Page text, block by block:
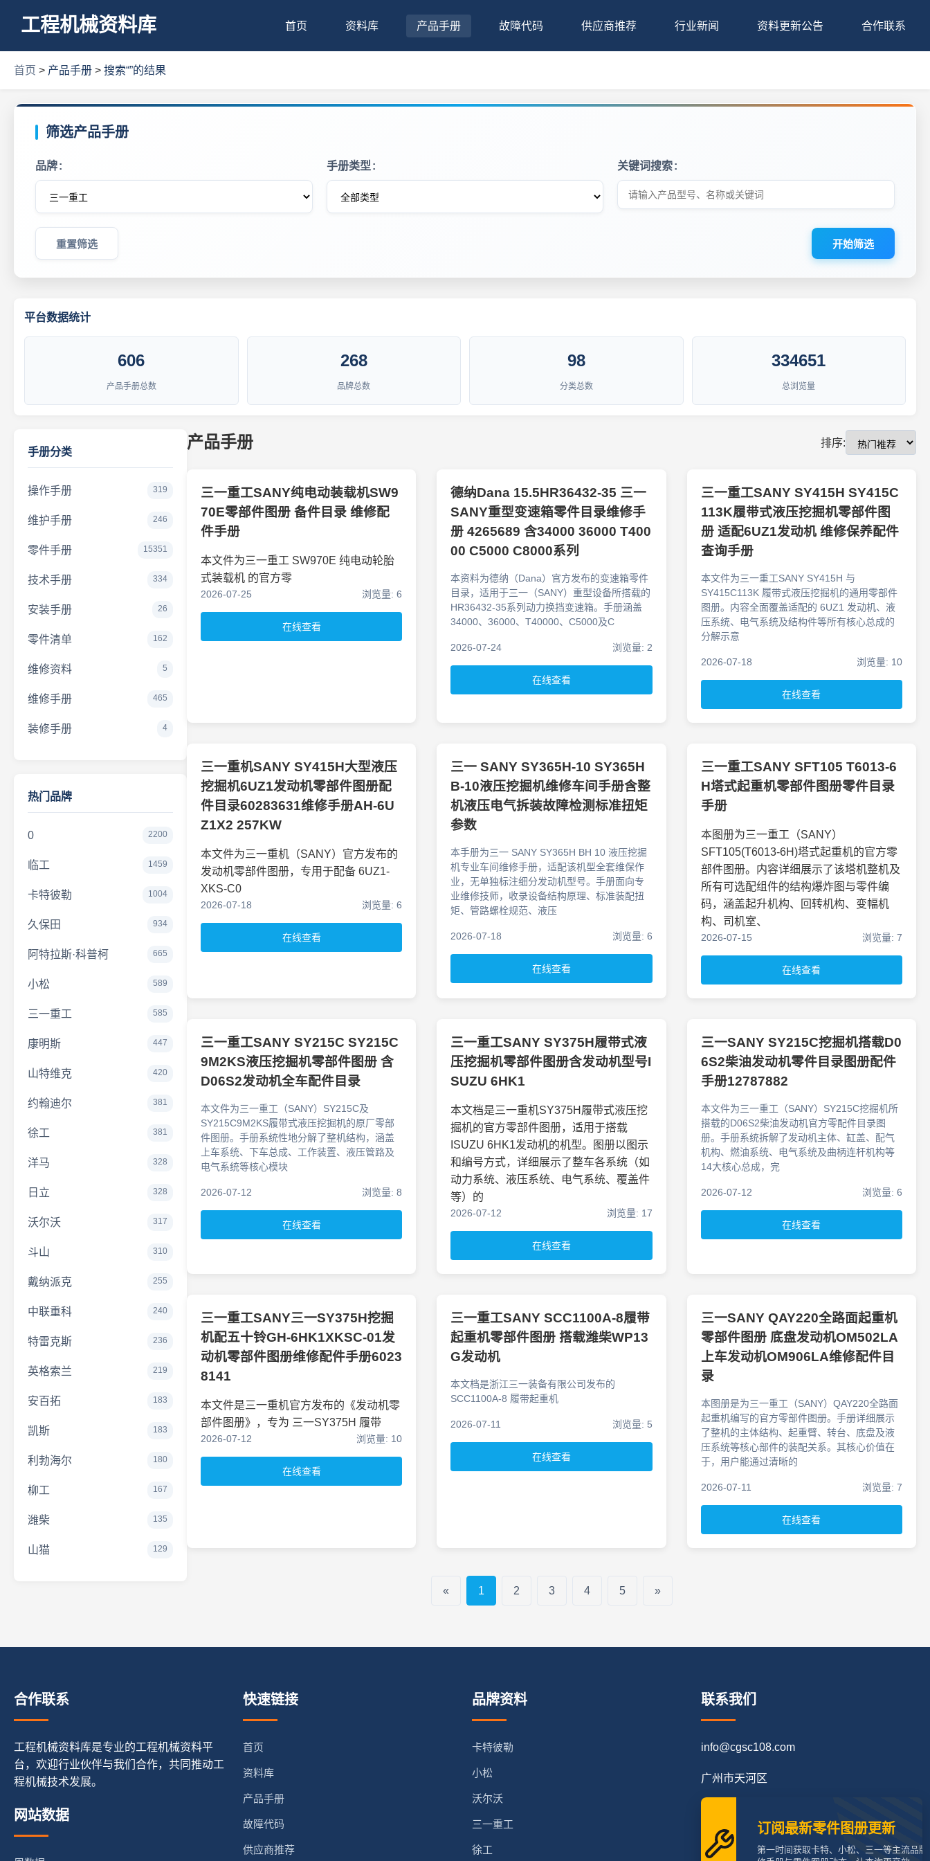
工程机械资料库 首页 资料库 产品手册 故障代码 供应商推荐 行业新闻 资料更新公告 合作联系
首页 > 产品手册 > 搜索“”的结果
筛选产品手册
品牌 手册类型 关键词搜索
重置筛选 开始筛选
平台数据统计
606
产品手册总数
268
品牌总数
98
分类总数
334651
总浏览量
手册分类
操作手册 319
维护手册 246
零件手册 15351
技术手册 334
安装手册 26
零件清单 162
维修资料 5
维修手册 465
装修手册 4
热门品牌
0 2200
临工 1459
卡特彼勒 1004
久保田 934
阿特拉斯·科普柯 665
小松 589
三一重工 585
康明斯 447
山特维克 420
约翰迪尔 381
徐工 381
洋马 328
日立 328
沃尔沃 317
斗山 310
戴纳派克 255
中联重科 240
特雷克斯 236
英格索兰 219
安百拓 183
凯斯 183
利勃海尔 180
柳工 167
潍柴 135
山猫 129
产品手册 排序:
三一重工SANY纯电动装载机SW9
70E零部件图册 备件目录 维修配
件手册
本文件为三一重工 SW970E 纯电动轮胎
式装载机 的官方零
2026-07-25 浏览量: 6
在线查看
德纳Dana 15.5HR36432-35 三一
SANY重型变速箱零件目录维修手
册 4265689 含34000 36000 T400
00 C5000 C8000系列
本资料为德纳（Dana）官方发布的变速箱零件
目录，适用于三一（SANY）重型设备所搭载的
HR36432-35系列动力换挡变速箱。手册涵盖
34000、36000、T40000、C5000及C
2026-07-24 浏览量: 2
在线查看
三一重工SANY SY415H SY415C
113K履带式液压挖掘机零部件图
册 适配6UZ1发动机 维修保养配件
查询手册
本文件为三一重工SANY SY415H 与
SY415C113K 履带式液压挖掘机的通用零部件
图册。内容全面覆盖适配的 6UZ1 发动机、液
压系统、电气系统及结构件等所有核心总成的
分解示意
2026-07-18 浏览量: 10
在线查看
三一重机SANY SY415H大型液压
挖掘机6UZ1发动机零部件图册配
件目录60283631维修手册AH-6U
Z1X2 257KW
本文件为三一重机（SANY）官方发布的
发动机零部件图册，专用于配备 6UZ1-
XKS-C0
2026-07-18 浏览量: 6
在线查看
三一 SANY SY365H-10 SY365H
B-10液压挖掘机维修车间手册含整
机液压电气拆装故障检测标准扭矩
参数
本手册为三一 SANY SY365H BH 10 液压挖掘
机专业车间维修手册，适配该机型全套维保作
业，无单独标注细分发动机型号。手册面向专
业维修技师，收录设备结构原理、标准装配扭
矩、管路螺栓规范、液压
2026-07-18 浏览量: 6
在线查看
三一重工SANY SFT105 T6013-6
H塔式起重机零部件图册零件目录
手册
本图册为三一重工（SANY）
SFT105(T6013-6H)塔式起重机的官方零
部件图册。内容详细展示了该塔机整机及
所有可选配组件的结构爆炸图与零件编
码，涵盖起升机构、回转机构、变幅机
构、司机室、
2026-07-15 浏览量: 7
在线查看
三一重工SANY SY215C SY215C
9M2KS液压挖掘机零部件图册 含
D06S2发动机全车配件目录
本文件为三一重工（SANY）SY215C及
SY215C9M2KS履带式液压挖掘机的原厂零部
件图册。手册系统性地分解了整机结构，涵盖
上车系统、下车总成、工作装置、液压管路及
电气系统等核心模块
2026-07-12 浏览量: 8
在线查看
三一重工SANY SY375H履带式液
压挖掘机零部件图册含发动机型号I
SUZU 6HK1
本文档是三一重机SY375H履带式液压挖
掘机的官方零部件图册，适用于搭载
ISUZU 6HK1发动机的机型。图册以图示
和编号方式，详细展示了整车各系统（如
动力系统、液压系统、电气系统、覆盖件
等）的
2026-07-12 浏览量: 17
在线查看
三一SANY SY215C挖掘机搭载D0
6S2柴油发动机零件目录图册配件
手册12787882
本文件为三一重工（SANY）SY215C挖掘机所
搭载的D06S2柴油发动机官方零配件目录图
册。手册系统拆解了发动机主体、缸盖、配气
机构、燃油系统、电气系统及曲柄连杆机构等
14大核心总成，完
2026-07-12 浏览量: 6
在线查看
三一重工SANY三一SY375H挖掘
机配五十铃GH-6HK1XKSC-01发
动机零部件图册维修配件手册6023
8141
本文件是三一重机官方发布的《发动机零
部件图册》，专为 三一SY375H 履带
2026-07-12 浏览量: 10
在线查看
三一重工SANY SCC1100A-8履带
起重机零部件图册 搭载潍柴WP13
G发动机
本文档是浙江三一装备有限公司发布的
SCC1100A-8 履带起重机
2026-07-11 浏览量: 5
在线查看
三一SANY QAY220全路面起重机
零部件图册 底盘发动机OM502LA
上车发动机OM906LA维修配件目
录
本图册是为三一重工（SANY）QAY220全路面
起重机编写的官方零部件图册。手册详细展示
了整机的主体结构、起重臂、转台、底盘及液
压系统等核心部件的装配关系。其核心价值在
于，用户能通过清晰的
2026-07-11 浏览量: 7
在线查看
« 1 2 3 4 5 »
合作联系
工程机械资料库是专业的工程机械资料平
台，欢迎行业伙伴与我们合作，共同推动工
程机械技术发展。
网站数据
快速链接
首页
资料库
产品手册
故障代码
供应商推荐
品牌资料
卡特彼勒
小松
沃尔沃
三一重工
徐工
联系我们
info@cgsc108.com
广州市天河区
订阅最新零件图册更新
第一时间获取卡特、小松、三一等主流品